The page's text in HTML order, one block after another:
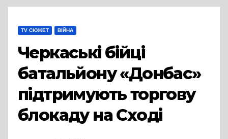
TV СЮЖЕТ ВІЙНА
Черкаські бійці
батальйону «Донбас»
підтримують торгову
блокаду на Сході